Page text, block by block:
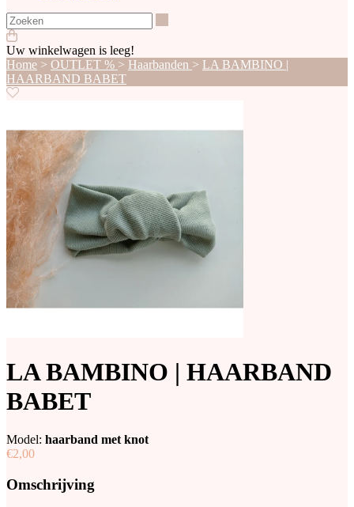
Uw winkelwagen is leeg!
Home > OUTLET % > Haarbanden > LA BAMBINO |
HAARBAND BABET
LA BAMBINO | HAARBAND
BABET
Model: haarband met knot
€2,00
Omschrijving